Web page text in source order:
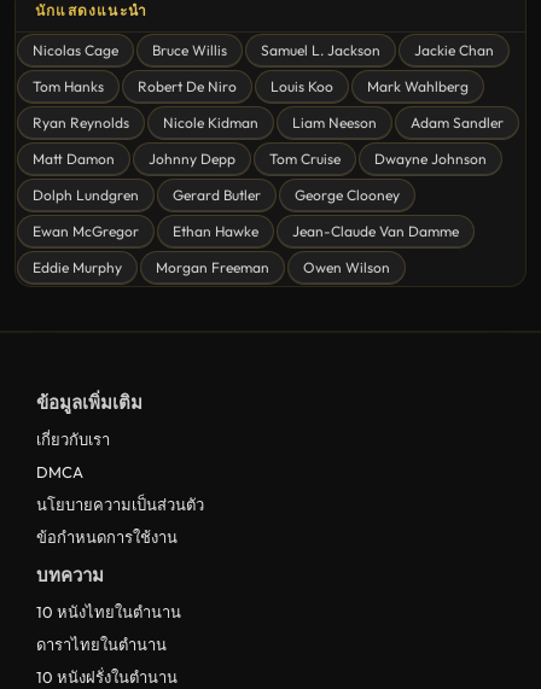
ดูหนังสยองขวัญ Horror
ดูหนังโรแมนติก Romance
หนังชีวิต
ดูหนังแฟนตาซี Fantasy
ดูหนังลึกลับ Mystery
ดูหนังอนิเมชั่น Animation
ดูหนังไซไฟ Sci-Fi
ดูหนังญี่ปุ่น Japan
ดูหนังชีวประวัติ Biography
ดูหนังเกาหลีใต้ South Korea
ระทึกขวัญ
ดูหนังจีน China
นักแสดงแนะนำ
Nicolas Cage Bruce Willis Samuel L. Jackson
Jackie Chan
Tom Hanks
Robert De Niro Louis Koo
Mark Wahlberg
Ryan Reynolds
Nicole Kidman Liam Neeson
Adam Sandler
Matt Damon
Johnny Depp Tom Cruise
Dwayne Johnson
Dolph Lundgren
Gerard Butler
George Clooney
Ewan McGregor
Ethan Hawke
Jean-Claude Van Damme
Eddie Murphy
Morgan Freeman Owen Wilson
ข้อมูลเพิ่มเติม
เกี่ยวกับเรา
DMCA
นโยบายความเป็นส่วนตัว
ข้อกำหนดการใช้งาน
บทความ
10 หนังไทยในตำนาน
ดาราไทยในตำนาน
10 หนังฝรั่งในตำนาน